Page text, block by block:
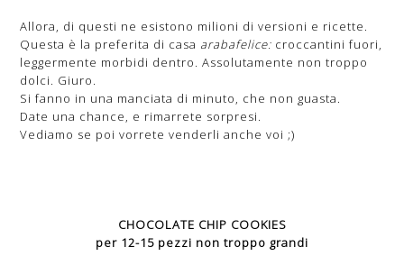
Allora, di questi ne esistono milioni di versioni e ricette.
Questa è la preferita di casa arabafelice: croccantini fuori,
leggermente morbidi dentro. Assolutamente non troppo
dolci. Giuro.
Si fanno in una manciata di minuto, che non guasta.
Date una chance, e rimarrete sorpresi.
Vediamo se poi vorrete venderli anche voi ;)
CHOCOLATE CHIP COOKIES
per 12-15 pezzi non troppo grandi